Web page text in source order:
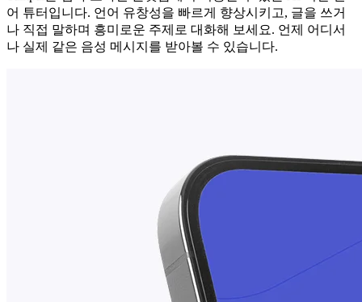
어 튜터입니다. 언어 유창성을 빠르게 향상시키고, 글을 쓰거
나 직접 말하며 흥미로운 주제로 대화해 보세요. 언제 어디서
나 실제 같은 음성 메시지를 받아볼 수 있습니다.